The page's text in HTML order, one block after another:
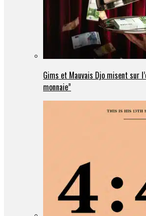
Gims et Mauvais Djo misent sur
monnaie”